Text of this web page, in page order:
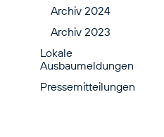
Archiv 2024
Archiv 2023
Lokale
Ausbaumeldungen
Pressemitteilungen